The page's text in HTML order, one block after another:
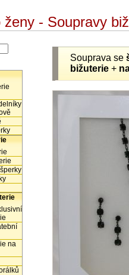
ženy - Soupravy
na
Souprava se
bižuterie+